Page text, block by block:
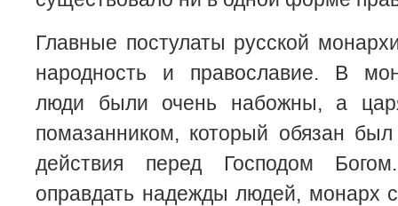
Главные постулаты русской
народность и православие. В
люди были очень набожны, а
помазанником, который обязан
действия перед Господом
оправдать надежды людей, монарх